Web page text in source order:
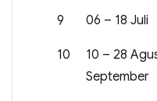
9 06 – 18 Juli
10
10 – 28
September